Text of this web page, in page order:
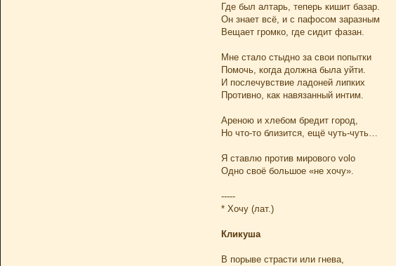
Где был алтарь, теперь кишит базар.
Он знает всё, и с пафосом заразным
Вещает громко, где сидит фазан.
Мне стало стыдно за свои попытки
Помочь, когда должна была уйти.
И послечувствие ладоней липких
Противно, как навязанный интим.
Ареною и хлебом бредит город,
Но что-то близится, ещё чуть-чуть…
Я ставлю против мирового volo
Одно своё большое «не хочу».
-----
* Хочу (лат.)
Кликуша
В порыве страсти или гнева,